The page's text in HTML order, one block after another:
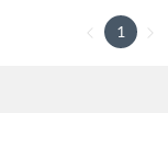
1